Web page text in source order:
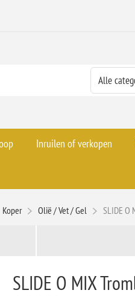
Inruilen of verkopen
Koper Olië / Vet / Gel SLIDE O
SLIDE O MIX